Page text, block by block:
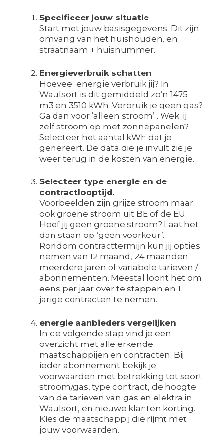
Specificeer jouw situatie
Start met jouw basisgegevens. Dit zijn
omvang van het huishouden, en
straatnaam + huisnummer.
Energieverbruik schatten
Hoeveel energie verbruik jij? In
Waulsort is dit gemiddeld zo’n 1475
m3 en 3510 kWh. Verbruik je geen gas?
Ga dan voor ‘alleen stroom’ . Wek jij
zelf stroom op met zonnepanelen?
Selecteer het aantal kWh dat je
genereert. De data die je invult zie je
weer terug in de kosten van energie.
Selecteer type energie en de
contractlooptijd.
Voorbeelden zijn grijze stroom maar
ook groene stroom uit BE of de EU.
Hoef jij geen groene stroom? Laat het
dan staan op ‘geen voorkeur’.
Rondom contracttermijn kun jij opties
nemen van 12 maand, 24 maanden
meerdere jaren of variabele tarieven /
abonnementen. Meestal loont het om
eens per jaar over te stappen en 1
jarige contracten te nemen.
energie aanbieders vergelijken
In de volgende stap vind je een
overzicht met alle erkende
maatschappijen en contracten. Bij
ieder abonnement bekijk je
voorwaarden met betrekking tot soort
stroom/gas, type contract, de hoogte
van de tarieven van gas en elektra in
Waulsort, en nieuwe klanten korting.
Kies de maatschappij die rijmt met
jouw voorwaarden.